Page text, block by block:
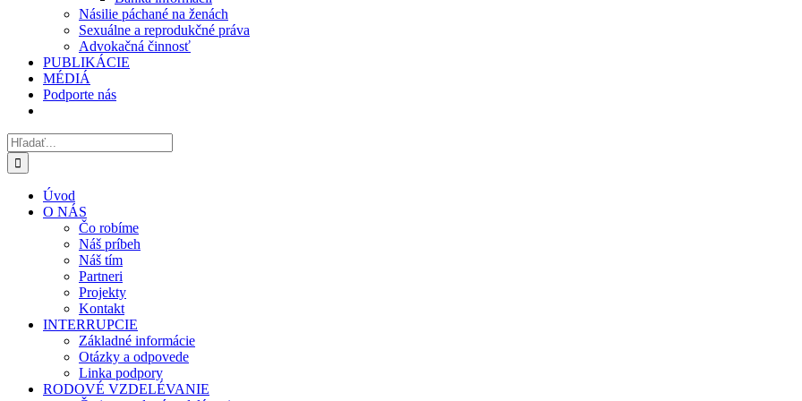
Násilie páchané na ženách
Sexuálne a reprodukčné práva
Advokačná činnosť
PUBLIKÁCIE
MÉDIÁ
Podporte nás
Hľadať:
Úvod
O NÁS
Čo robíme
Náš príbeh
Náš tím
Partneri
Projekty
Kontakt
INTERRUPCIE
Základné informácie
Otázky a odpovede
Linka podpory
RODOVÉ VZDELÉVANIE